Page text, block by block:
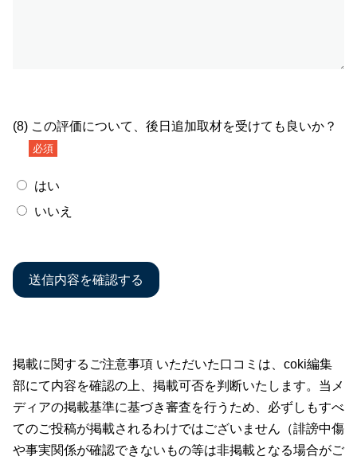
(8) この評価について、後日追加取材を受けても良いか？
必須
はい
いいえ
掲載に関するご注意事項 いただいた口コミは、coki編集
部にて内容を確認の上、掲載可否を判断いたします。当メ
ディアの掲載基準に基づき審査を行うため、必ずしもすべ
てのご投稿が掲載されるわけではございません（誹謗中傷
や事実関係が確認できないもの等は非掲載となる場合がご